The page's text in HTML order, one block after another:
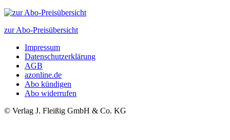
zur Abo-Preisübersicht
Impressum
Datenschutzerklärung
AGB
azonline.de
Abo kündigen
Abo widerrufen
© Verlag J. Fleißig GmbH & Co. KG